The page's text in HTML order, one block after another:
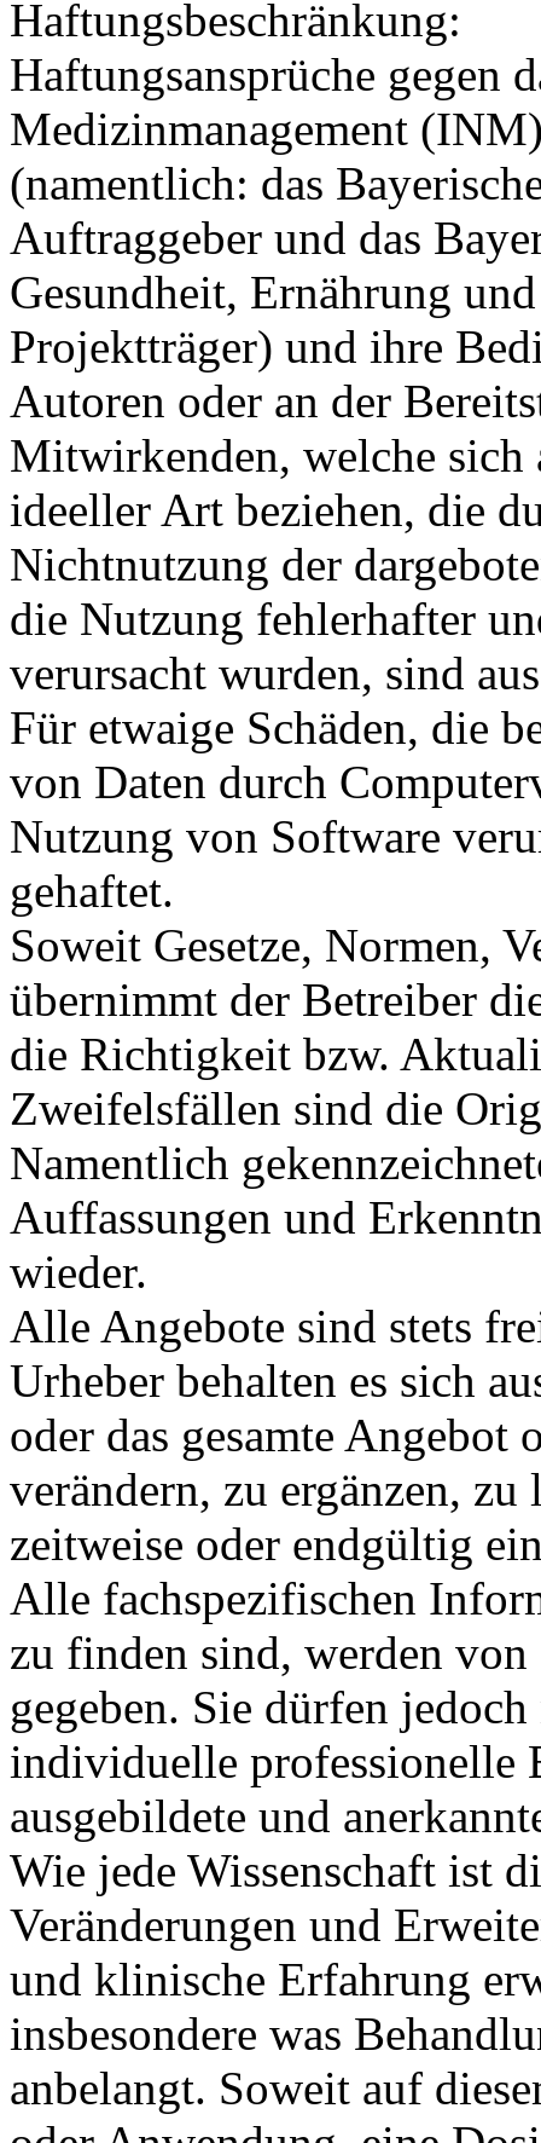
Haftungsbeschränkung:
Haftungsansprüche
Medizinmanagement
(namentlich: das
Auftraggeber und das
Gesundheit, Ernährung
Projektträger) und ihre
Autoren oder an der
Mitwirkenden, welche sich
ideeller Art beziehen, die
Nichtnutzung der
die Nutzung fehlerhafter
verursacht wurden, sind
Für etwaige Schäden, die
von Daten durch
Nutzung von Software
gehaftet.
Soweit Gesetze, Normen,
übernimmt der Betreiber
die Richtigkeit bzw.
Zweifelsfällen sind die
Namentlich
Auffassungen und
wieder.
Alle Angebote sind stets
Urheber behalten es sich
oder das gesamte Angebot
verändern, zu ergänzen,
zeitweise oder endgültig
Alle fachspezifischen
zu finden sind, werden
gegeben. Sie dürfen
individuelle professionelle
ausgebildete und
Wie jede Wissenschaft ist
Veränderungen und
und klinische Erfahrung
insbesondere was
anbelangt. Soweit auf